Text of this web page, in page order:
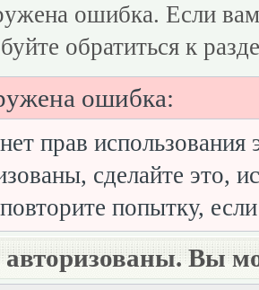
ошибка. Если
обратиться к
ошибка:
прав
сделайте это,
попытку,
Вы